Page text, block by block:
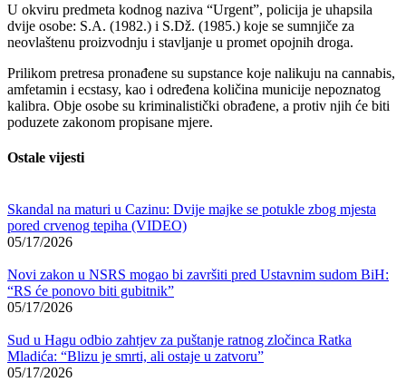
U okviru predmeta kodnog naziva “Urgent”, policija je uhapsila
dvije osobe: S.A. (1982.) i S.Dž. (1985.) koje se sumnjiče za
neovlaštenu proizvodnju i stavljanje u promet opojnih droga.
Prilikom pretresa pronađene su supstance koje nalikuju na cannabis,
amfetamin i ecstasy, kao i određena količina municije nepoznatog
kalibra. Obje osobe su kriminalistički obrađene, a protiv njih će biti
poduzete zakonom propisane mjere.
Ostale vijesti
Skandal na maturi u Cazinu: Dvije majke se potukle zbog mjesta
pored crvenog tepiha (VIDEO)
05/17/2026
Novi zakon u NSRS mogao bi završiti pred Ustavnim sudom BiH:
“RS će ponovo biti gubitnik”
05/17/2026
Sud u Hagu odbio zahtjev za puštanje ratnog zločinca Ratka
Mladića: “Blizu je smrti, ali ostaje u zatvoru”
05/17/2026